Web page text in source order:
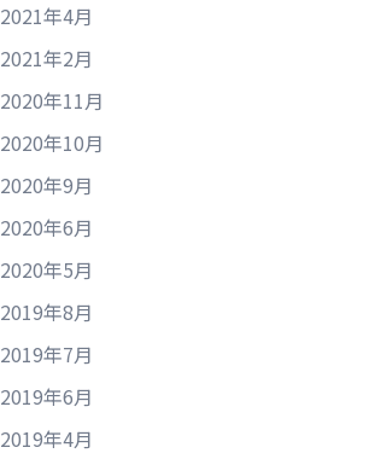
2021年4月
2021年2月
2020年11月
2020年10月
2020年9月
2020年6月
2020年5月
2019年8月
2019年7月
2019年6月
2019年4月